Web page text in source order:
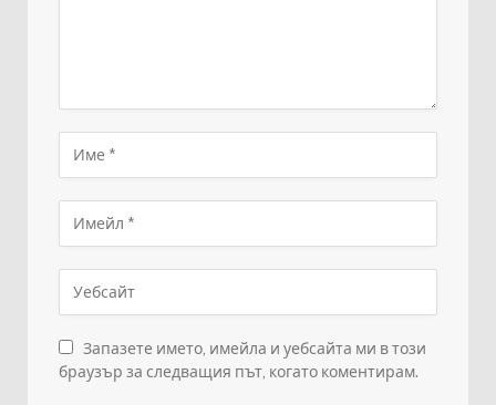
Запазете името, имейла и уебсайта ми в този
браузър за следващия път, когато коментирам.